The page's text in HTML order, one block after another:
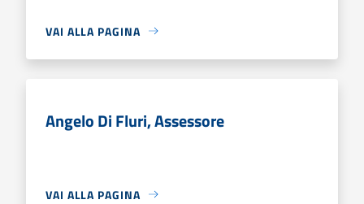
VAI ALLA PAGINA
Angelo Di Fluri, Assessore
VAI ALLA PAGINA